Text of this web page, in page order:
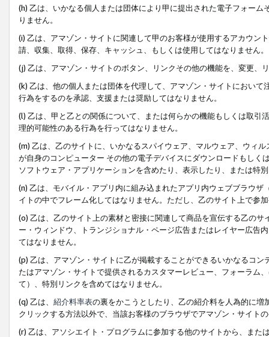
(h) 乙は、いかなる個人または団体により甲に提出された電子フォー
りません。
(i) 乙は、アマゾン・サイトに関連して甲のお客様が使用するアカウン
請、収集、取得、保存、キャッシュ、もしくは使用してはなりません。
(j) 乙は、アマゾン・サイトのボタン、リンクその他の機能を、変更、
(k) 乙は、他の個人または団体を代理して、アマゾン・サイトにおい
行為をするのを承認、支援または奨励してはなりません。
(l) 乙は、甲と乙との関係について、または何らかの機能もしくは取
理的可能性のある行為を行ってはなりません。
(m) 乙は、乙のサイトに、いかなるスパイウェア、マルウェア、ウィ
が自身のコンピューター その他の電子デバイスにダウンロードもし
ソフトウェア・アプリケーションを含めたり、表示したり、または特
(n) 乙は、モバイル・アプリ内に組み込まれたアプリ内ウェブブラウ
イトの中でフレーム化してはなりません。ただし、乙のサイト上で参
(o) 乙は、乙のサイト上の素材と密接に関連して商品を宣伝する乙の
ー・ウィンドウ、トランジショナル・ページ広告またはレイヤー広告
てはなりません。
(p) 乙は、アマゾン・サイトに乙が掲載することができるいかなるコ
たはアマゾン・サイトで提供されるカスタマーレビュー、フォーラム
て）、特別リンクを含めてはなりません。
(q) 乙は、 紹介料率表の裏をかこうとしたり、乙の紹介料を人為的に
クリックする方法以外で、当該お客様のブラウザでアマゾン・サイト
(r) 乙は、アソシエイト・プログラムに参加する他のサイトから、ま